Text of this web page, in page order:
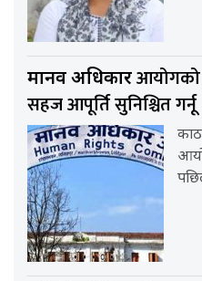
मानव अधिकारआयोगको
सहज आपूर्ति सुनिश्चित गर्नू